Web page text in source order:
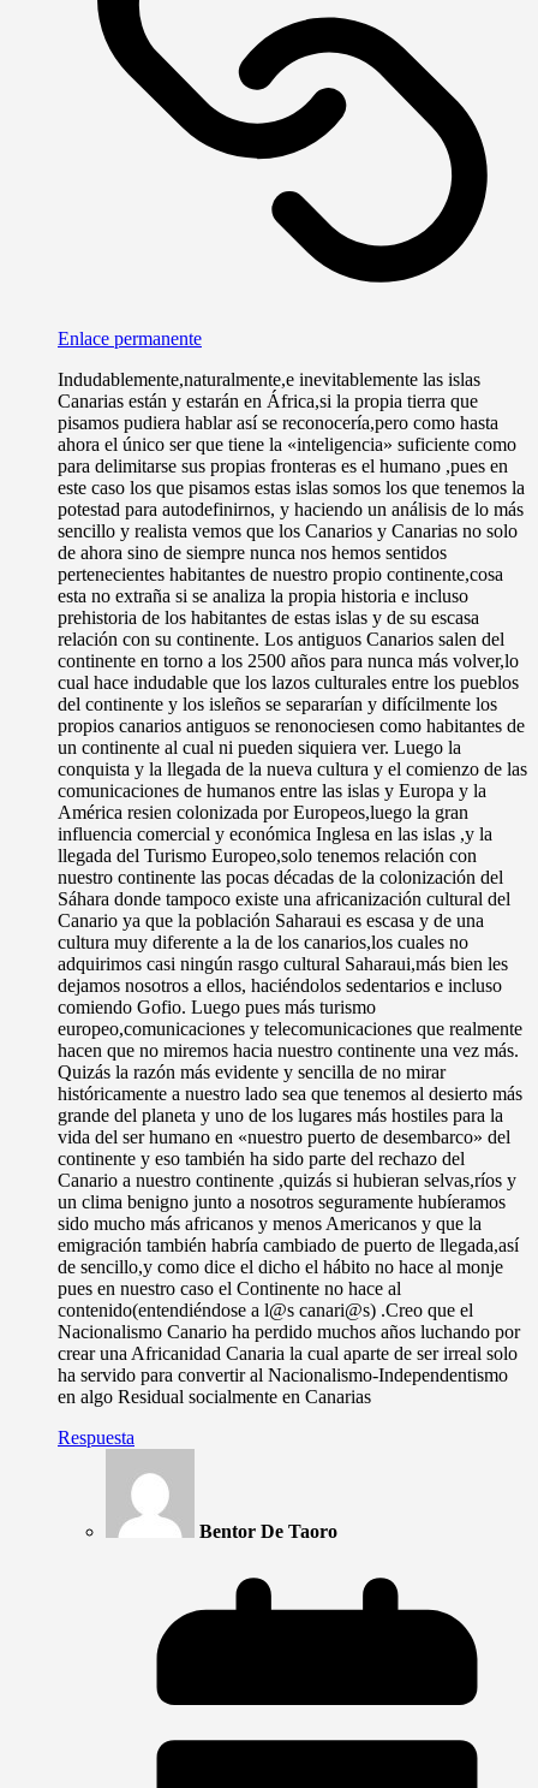
Enlace permanente
Indudablemente,naturalmente,e inevitablemente las islas
Canarias están y estarán en África,si la propia tierra que
pisamos pudiera hablar así se reconocería,pero como hasta
ahora el único ser que tiene la «inteligencia» suficiente como
para delimitarse sus propias fronteras es el humano ,pues en
este caso los que pisamos estas islas somos los que tenemos la
potestad para autodefinirnos, y haciendo un análisis de lo más
sencillo y realista vemos que los Canarios y Canarias no solo
de ahora sino de siempre nunca nos hemos sentidos
pertenecientes habitantes de nuestro propio continente,cosa
esta no extraña si se analiza la propia historia e incluso
prehistoria de los habitantes de estas islas y de su escasa
relación con su continente. Los antiguos Canarios salen del
continente en torno a los 2500 años para nunca más volver,lo
cual hace indudable que los lazos culturales entre los pueblos
del continente y los isleños se separarían y difícilmente los
propios canarios antiguos se renonociesen como habitantes de
un continente al cual ni pueden siquiera ver. Luego la
conquista y la llegada de la nueva cultura y el comienzo de las
comunicaciones de humanos entre las islas y Europa y la
América resien colonizada por Europeos,luego la gran
influencia comercial y económica Inglesa en las islas ,y la
llegada del Turismo Europeo,solo tenemos relación con
nuestro continente las pocas décadas de la colonización del
Sáhara donde tampoco existe una africanización cultural del
Canario ya que la población Saharaui es escasa y de una
cultura muy diferente a la de los canarios,los cuales no
adquirimos casi ningún rasgo cultural Saharaui,más bien les
dejamos nosotros a ellos, haciéndolos sedentarios e incluso
comiendo Gofio. Luego pues más turismo
europeo,comunicaciones y telecomunicaciones que realmente
hacen que no miremos hacia nuestro continente una vez más.
Quizás la razón más evidente y sencilla de no mirar
históricamente a nuestro lado sea que tenemos al desierto más
grande del planeta y uno de los lugares más hostiles para la
vida del ser humano en «nuestro puerto de desembarco» del
continente y eso también ha sido parte del rechazo del
Canario a nuestro continente ,quizás si hubieran selvas,ríos y
un clima benigno junto a nosotros seguramente hubíeramos
sido mucho más africanos y menos Americanos y que la
emigración también habría cambiado de puerto de llegada,así
de sencillo,y como dice el dicho el hábito no hace al monje
pues en nuestro caso el Continente no hace al
contenido(entendiéndose a l@s canari@s) .Creo que el
Nacionalismo Canario ha perdido muchos años luchando por
crear una Africanidad Canaria la cual aparte de ser irreal solo
ha servido para convertir al Nacionalismo-Independentismo
en algo Residual socialmente en Canarias
Respuesta
Bentor De Taoro